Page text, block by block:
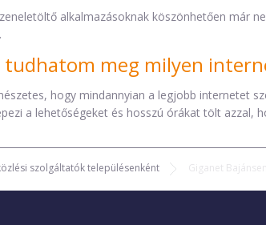
alkalmazásoknak köszönhetően már
tudhatom meg milyen
hogy mindannyian a legjobb internetet
a lehetőségeket és hosszú órákat tölt azzal,
szolgáltatók településenként Giganet